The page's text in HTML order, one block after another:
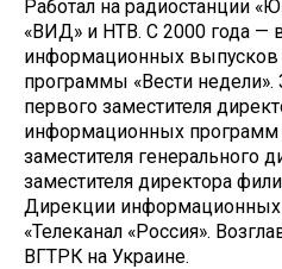
Работал на радиостанции
«ВИД» и НТВ. С 2000 года
информационных выпусков
программы «Вести
первого заместителя
информационных программ
заместителя генерального
заместителя директора
Дирекции
«Телеканал «Россия».
ВГТРК на Украине.